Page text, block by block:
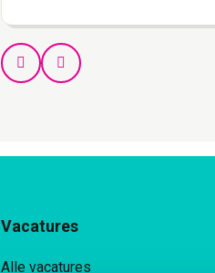
Prev Next
Vacatures
Alle vacatures